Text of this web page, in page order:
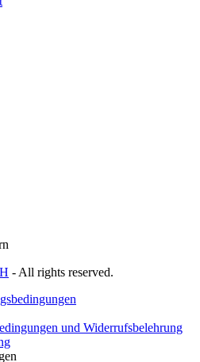
- All rights reserved.
und Widerrufsbelehrung